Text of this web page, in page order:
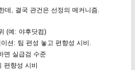
데, 결국 관건은 선정의 메커니즘.
(예: 야후닷컴)
션: 팀 편성 놓고 편향성 시비.
면 실급검 수준
편향성 시비